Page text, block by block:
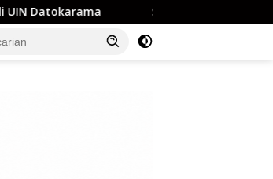
Semarak HUT Kemerdekaan, Pemkab Buol